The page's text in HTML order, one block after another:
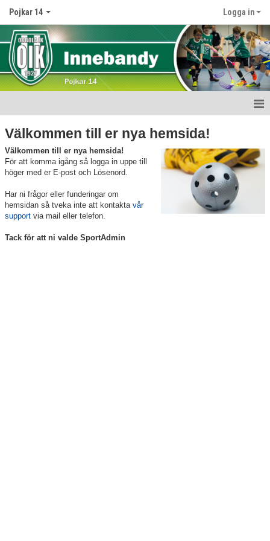
Pojkar 14 Logga in
Nyheter
Kalender
Matcher
Välkommen till er nya hemsida!
Välkommen till er nya hemsida!
För att komma igång så logga in uppe till
höger med er E-post och Lösenord.
Har ni frågor eller funderingar om
hemsidan så tveka inte att kontakta vår
support via mail eller telefon.
Tack för att ni valde SportAdmin